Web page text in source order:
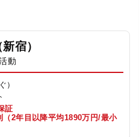
宿）
動
）
証
（2年目以降平均1890万円/最小